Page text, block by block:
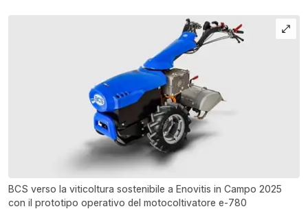
BCS verso la viticoltura sostenibile a Enovitis in Campo 2025
con il prototipo operativo del motocoltivatore e-780